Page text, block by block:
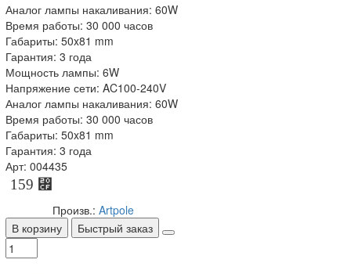
Аналог лампы накаливания: 60W
Время работы: 30 000 часов
Габариты: 50x81 mm
Гарантия: 3 года
Мощность лампы: 6W
Напряжение сети: AC100-240V
Аналог лампы накаливания: 60W
Время работы: 30 000 часов
Габариты: 50x81 mm
Гарантия: 3 года
Арт: 004435
159 ⃏
Произв.: Artpole
В корзину
Быстрый заказ